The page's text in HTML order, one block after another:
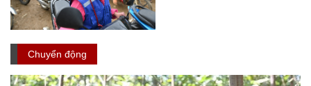
Chuyển động